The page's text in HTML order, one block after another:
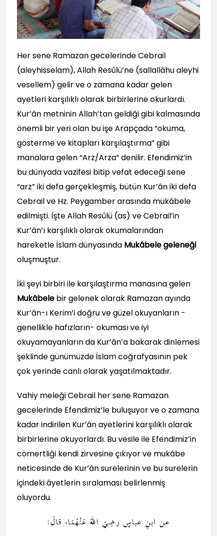
Her sene Ramazan gecelerinde Cebrail
(aleyhisselam), Allah Resûlü’ne (sallallâhu aleyhi
vesellem) gelir ve o zamana kadar gelen
ayetleri karşılıklı olarak birbirlerine okurlardı.
Kur’ân metninin Allah’tan geldiği gibi kalmasında
önemli bir yeri olan bu işe Arapçada “okuma,
gösterme ve kitapları karşılaştırma” gibi
manalara gelen “Arz/Arza” denilir. Efendimiz’in
bu dünyada vazifesi bitip vefat edeceği sene
“arz” iki defa gerçekleşmiş, bütün Kur’ân iki defa
Cebrail ve Hz. Peygamber arasında mukâbele
edilmişti. İşte Allah Resûlü (as) ve Cebrail’in
Kur’ân’ı karşılıklı olarak okumalarından
hareketle İslam dünyasında Mukâbele geleneği
oluşmuştur.
İki şeyi birbiri ile karşılaştırma manasına gelen
Mukâbele bir gelenek olarak Ramazan ayında
Kur’ân-ı Kerim’i doğru ve güzel okuyanların -
genellikle hafızların- okuması ve iyi
okuyamayanların da Kur’ân’a bakarak dinlemesi
şeklinde günümüzde İslam coğrafyasının pek
çok yerinde canlı olarak yaşatılmaktadır.
Vahiy meleği Cebrail her sene Ramazan
gecelerinde Efendimiz’le buluşuyor ve o zamana
kadar indirilen Kur’ân ayetlerini karşılıklı olarak
birbirlerine okuyorlardı. Bu vesile ile Efendimiz’in
cömertliği kendi zirvesine çıkıyor ve mukâbe
neticesinde de Kur’ân surelerinin ve bu surelerin
içindeki âyetlerin sıralaması belirlenmiş
oluyordu.
عن ابنِ عباسٍ رضِيَ اللهُ عَنْهُمَا، قالَ: